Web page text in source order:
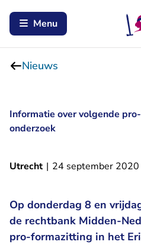
Menu
Nieuws
Informatie over volgende
onderzoek
Utrecht | 24 september 2020
Op donderdag 8 en
de rechtbank Midden-
pro-formazitting in het